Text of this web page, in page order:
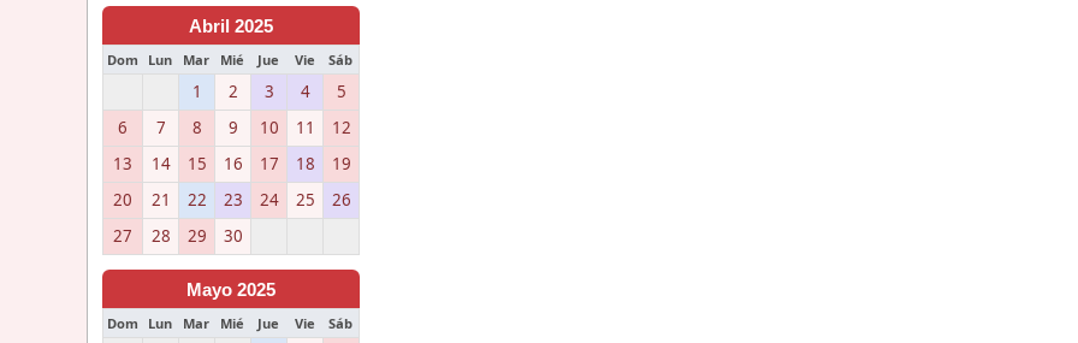
Abril 2025
Dom Lun Mar Mié Jue Vie Sáb
1 2 3 4
5
6
7 8 9 10 11
12
13
14 15 16 17 18
19
20
21 22 23 24 25
26
27
28 29 30
Mayo 2025
Dom Lun Mar Mié Jue Vie Sáb